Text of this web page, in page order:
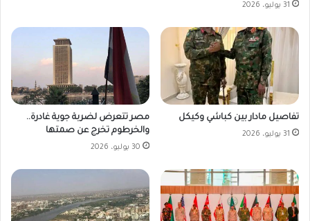
31 يوليو، 2026
تفاصيل مادار بين كباشي وكيكل
31 يوليو، 2026
مصر تتعرض لضربة جوية غادرة..
والخرطوم تخرج عن صمتها
30 يوليو، 2026